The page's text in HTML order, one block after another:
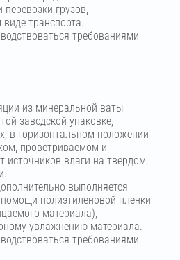
грузов,
транспорта.
требованиями
из минеральной ваты
заводской упаковке,
в горизонтальном положении
проветриваемом и
источников влаги на твердом,
выполняется
полиэтиленовой пленки
материала),
увлажнению материала.
требованиями